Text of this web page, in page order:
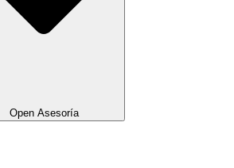
Open Asesoría